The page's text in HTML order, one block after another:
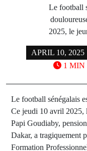
Le football
2025, le
APRIL 10, 2025
1 MIN
Le football sénégalais
Ce jeudi 10 avril 2025,
Papi Goudiaby,
Dakar, a tragiquement
Formation